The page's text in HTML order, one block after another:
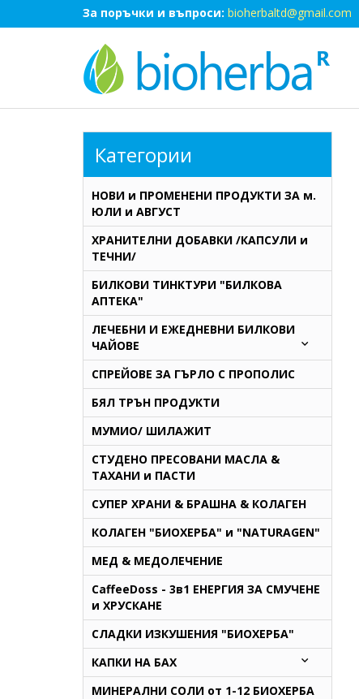
За поръчки и въпроси: bioherbaltd@gmail.com
Категории
НОВИ и ПРОМЕНЕНИ ПРОДУКТИ ЗА м.
ЮЛИ и АВГУСТ
ХРАНИТЕЛНИ ДОБАВКИ /КАПСУЛИ и
ТЕЧНИ/
БИЛКОВИ ТИНКТУРИ "БИЛКОВА
АПТЕКА"
ЛЕЧЕБНИ И ЕЖЕДНЕВНИ БИЛКОВИ
ЧАЙОВЕ
СПРЕЙОВЕ ЗА ГЪРЛО С ПРОПОЛИС
БЯЛ ТРЪН ПРОДУКТИ
МУМИО/ ШИЛАЖИТ
СТУДЕНО ПРЕСОВАНИ МАСЛА &
ТАХАНИ и ПАСТИ
СУПЕР ХРАНИ & БРАШНА & КОЛАГЕН
КОЛАГЕН "БИОХЕРБА" и "NATURAGEN"
МЕД & МЕДОЛЕЧЕНИЕ
CaffeeDoss - 3в1 ЕНЕРГИЯ ЗА СМУЧЕНЕ
и ХРУСКАНЕ
СЛАДКИ ИЗКУШЕНИЯ "БИОХЕРБА"
КАПКИ НА БАХ
МИНЕРАЛНИ СОЛИ от 1-12 БИОХЕРБА